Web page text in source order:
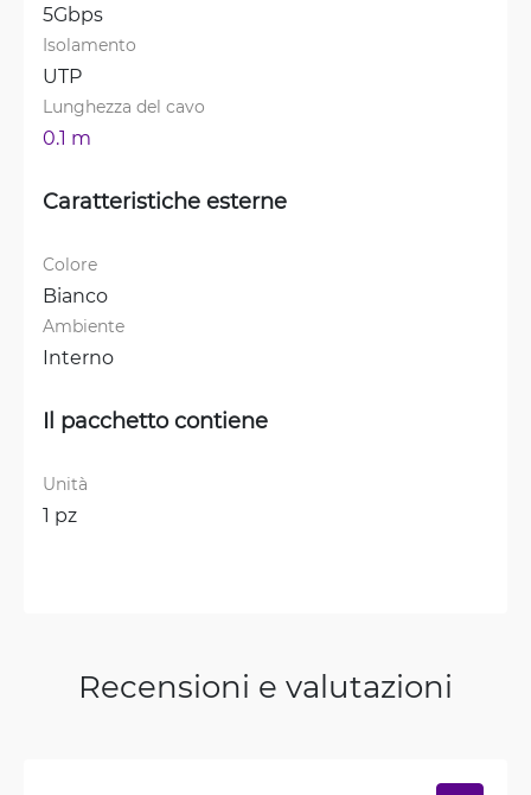
5Gbps
Isolamento
UTP
Lunghezza del cavo
0.1 m
Caratteristiche esterne
Colore
Bianco
Ambiente
Interno
Il pacchetto contiene
Unità
1 pz
Recensioni e valutazioni